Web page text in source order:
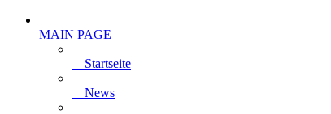
MAIN PAGE
Startseite
News